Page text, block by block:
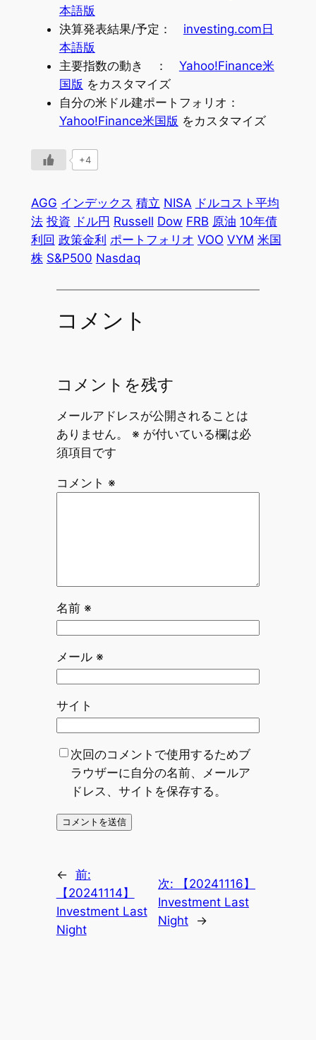
本語版
決算発表結果/予定： investing.com日
本語版
主要指数の動き ： Yahoo!Finance米
国版 をカスタマイズ
自分の米ドル建ポートフォリオ：
Yahoo!Finance米国版 をカスタマイズ
+4
AGG インデックス 積立 NISA ドルコスト平均
法 投資 ドル円 Russell Dow FRB 原油 10年債
利回 政策金利 ポートフォリオ VOO VYM 米国
株 S&P500 Nasdaq
コメント
コメントを残す
メールアドレスが公開されることは
ありません。
※ が付いている欄は必
須項目です
コメント ※
名前 ※
メール ※
サイト
次回のコメントで使用するためブ
ラウザーに自分の名前、メールア
ドレス、サイトを保存する。
← 前:
【20241114】
Investment Last
Night
次:
【20241116】
Investment Last
Night
→